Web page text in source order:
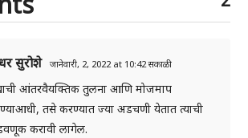
सुरोशे जानेवारी, 2, 2022 at 10:42 सकाळी
आंतरवैयक्तिक तुलना आणि मोजमाप
तसे करण्यात ज्या अडचणी येतात त्याची
करावी लागेल.